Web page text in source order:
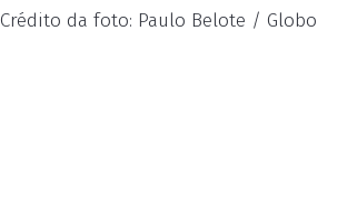
Crédito da foto: Paulo Belote / Globo